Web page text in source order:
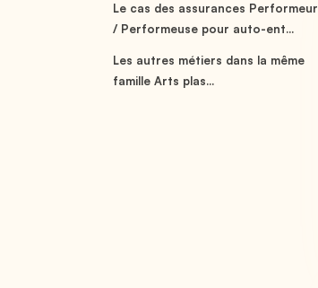
Le cas des assurances Performeur
/ Performeuse pour auto-ent...
Les autres métiers dans la même
famille Arts plas...